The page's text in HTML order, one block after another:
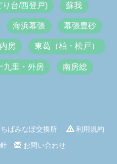
台/西登戸) 蘇我
海浜幕張 幕張豊砂
房 東葛（柏・松戸）
九里・外房 南房総
ばみなぽ交換所
利用規約
お問い合わせ